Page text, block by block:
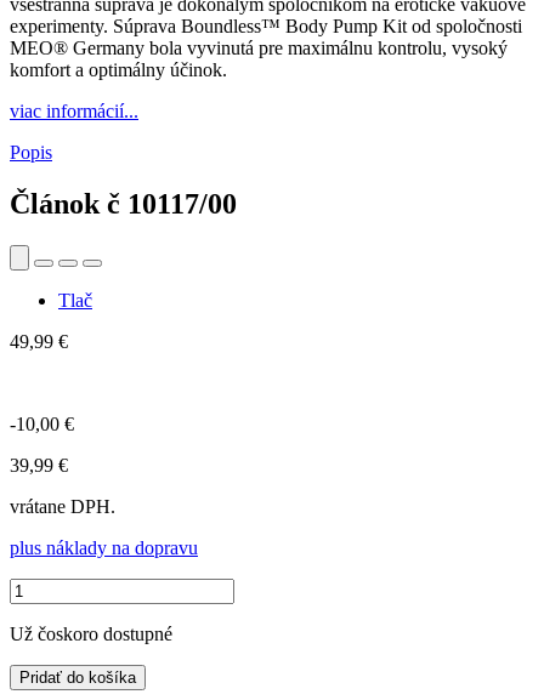
všestranná súprava je dokonalým spoločníkom na erotické vákuové
experimenty. Súprava Boundless™ Body Pump Kit od spoločnosti
MEO® Germany bola vyvinutá pre maximálnu kontrolu, vysoký
komfort a optimálny účinok.
viac informácií...
Popis
Článok č 10117/00
Tlač
49,99 €
-10,00 €
39,99 €
vrátane DPH.
plus náklady na dopravu
Už čoskoro dostupné
Pridať do košíka